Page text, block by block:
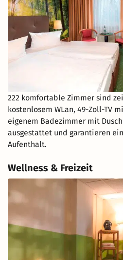
222 komfortable Zimmer sind
kostenlosem WLan, 49-Zoll-TV
eigenem Badezimmer mit
ausgestattet und garantieren
Aufenthalt.
Wellness & Freizeit